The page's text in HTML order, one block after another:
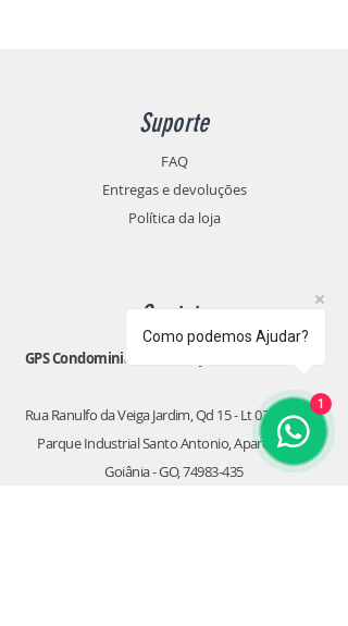
Suporte
FAQ
Entregas e devoluções
Política da loja
Contato
GPS Condominial
Rua Ranulfo da Veiga Jardim, Qd 15 - Lt 03 Casa 02 -
Parque Industrial Santo Antonio, Aparecida de
Goiânia - GO, 74983-435
Como podemos Ajudar?
1